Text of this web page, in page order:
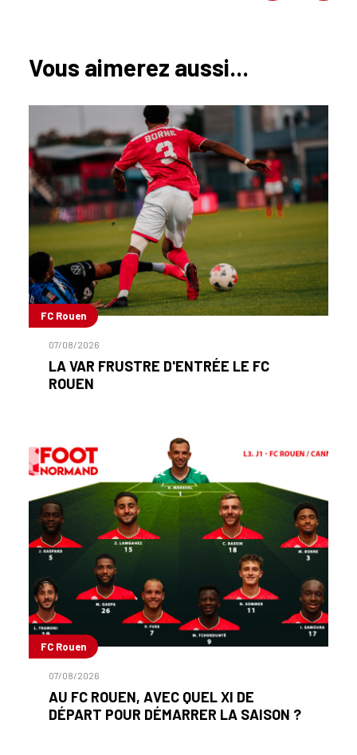
Vous aimerez aussi...
FC Rouen
07/08/2026
LA VAR FRUSTRE D'ENTRÉE LE FC
ROUEN
FC Rouen
07/08/2026
AU FC ROUEN, AVEC QUEL XI DE
DÉPART POUR DÉMARRER LA SAISON ?